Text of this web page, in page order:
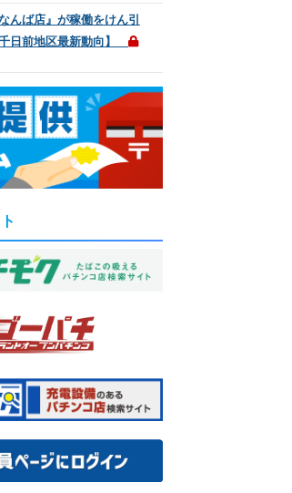
なんば店』が稼働をけん引
千日前地区最新動向】